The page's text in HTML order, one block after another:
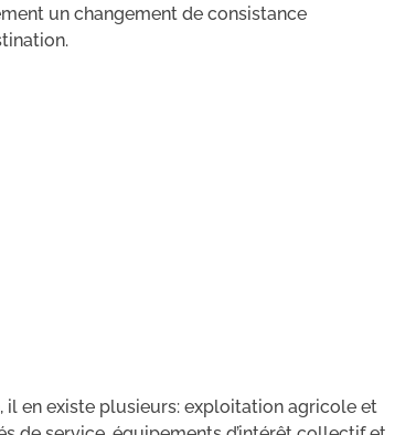
un changement de consistance
en existe plusieurs: exploitation agricole et